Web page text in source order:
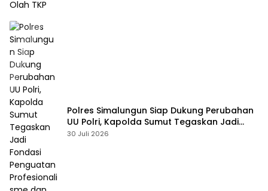
Polres Simalungun Siap Dukung Perubahan
UU Polri, Kapolda Sumut Tegaskan Jadi
Fondasi Penguatan Profesionalisme dan
30 Juli 2026